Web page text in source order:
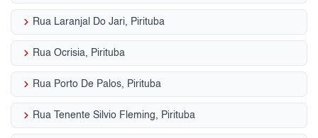
keyboard_arrow_right Rua Laranjal Do Jari, Pirituba
keyboard_arrow_right Rua Ocrisia, Pirituba
keyboard_arrow_right Rua Porto De Palos, Pirituba
keyboard_arrow_right Rua Tenente Silvio Fleming, Pirituba